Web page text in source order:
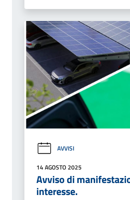
AVVISI
14 AGOSTO 2025
Avviso di
interesse.